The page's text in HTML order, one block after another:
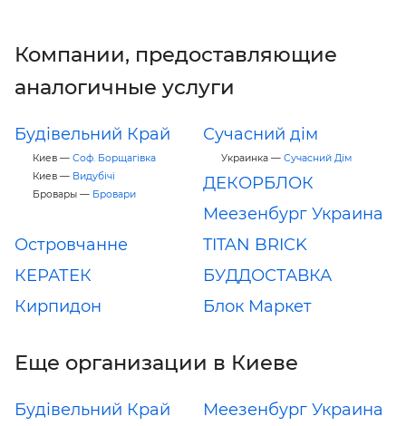
Компании, предоставляющие
аналогичные услуги
Будівельний Край
Киев — Соф. Борщагівка
Киев — Видубічі
Бровары — Бровари
Сучасний дім
Украинка — Сучасний Дім
ДЕКОРБЛОК
Меезенбург Украина
Островчанне
TITAN BRICK
КЕРАТЕК
БУДДОСТАВКА
Кирпидон
Блок Маркет
Еще организации в Киеве
Будівельний Край
Меезенбург Украина